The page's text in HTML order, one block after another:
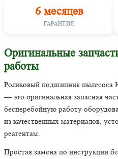
6 месяцев
ГАРАНТИЯ
Оригинальные
работы
Роликовый подшипник пылесоса
— это оригинальная запасная
бесперебойную работу
из качественных материалов,
реагентам.
Простая замена по инструкции